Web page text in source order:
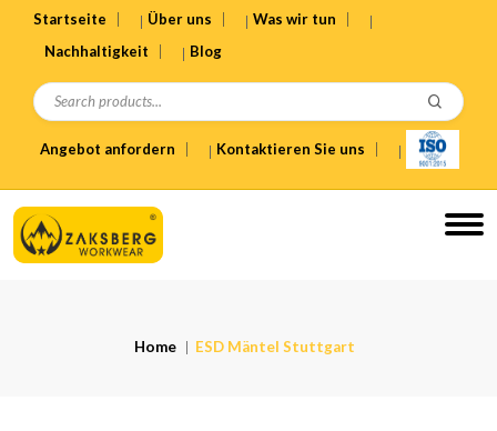
Startseite Über uns
Was wir tun
Nachhaltigkeit
Blog
Angebot anfordern Kontaktieren Sie uns
Home ESD Mäntel Stuttgart